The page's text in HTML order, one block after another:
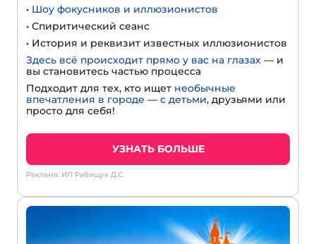
• Шоу фокусников и иллюзионистов
• Спиритический сеанс
• История и реквизит известных иллюзионистов
Здесь всё происходит прямо у вас на глазах — и
вы становитесь частью процесса
Подходит для тех, кто ищет необычные
впечатления в городе — с детьми, друзьями или
просто для себя!
УЗНАТЬ БОЛЬШЕ
Реклама: ИП Рабищук Д.С.